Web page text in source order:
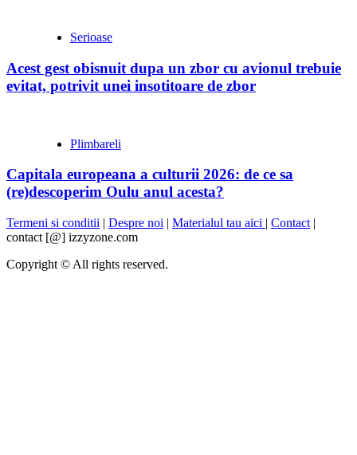
Serioase
Acest gest obisnuit dupa un zbor cu avionul trebuie
evitat, potrivit unei insotitoare de zbor
Plimbareli
Capitala europeana a culturii 2026: de ce sa
(re)descoperim Oulu anul acesta?
Termeni si conditii | Despre noi | Materialul tau aici | Contact |
contact [@] izzyzone.com
Copyright © All rights reserved.